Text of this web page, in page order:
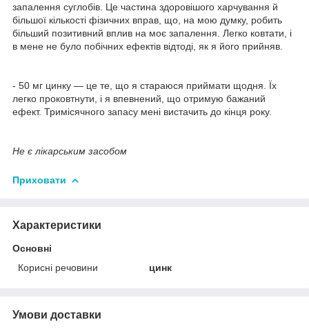
запалення суглобів. Це частина здоровішого харчування й
більшої кількості фізичних вправ, що, на мою думку, робить
більший позитивний вплив на моє запалення. Легко ковтати, і
в мене не було побічних ефектів відтоді, як я його прийняв.
- 50 мг цинку — це те, що я стараюся приймати щодня. Їх
легко проковтнути, і я впевнений, що отримую бажаний
ефект. Тримісячного запасу мені вистачить до кінця року.
Не є лікарським засобом
Приховати
Характеристики
Основні
Корисні речовини
цинк
Умови доставки